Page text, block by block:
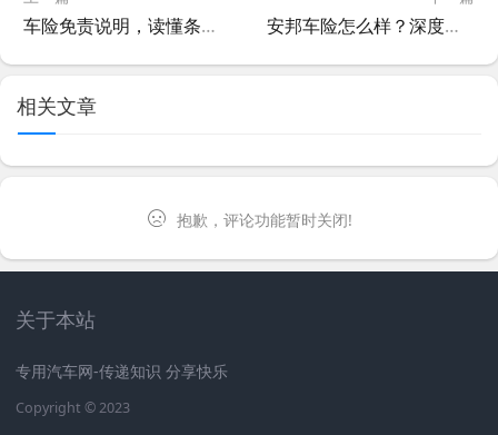
车险免责说明，读懂条款，保障无忧，避免理赔纠纷 安邦车险怎么样？深度测评优缺点，投保前必看！
相关文章
抱歉，评论功能暂时关闭!
关于本站
专用汽车网-传递知识 分享快乐
Copyright © 2023